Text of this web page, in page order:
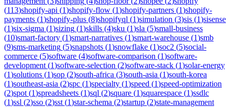
(113)shopify-api (1)shopify-flow (1)shopify-partners (1)shopify-
payments (1)shopify-plus (8)shopifyql (1)simulation (3)sis (1)sisense
(1)six-sigma (1)sizing (1)skills (4)sku (1)sla (5)small-business
(10)smart-factory (1)smart-narratives (1)smart-warehouse (1)smb
(9)sms-marketing (5)snapshots (1)snowflake (1)soc2 (5)social-
commerce (5)software (4)software-comparison (1)software-
development (1)software-selection (2)software-stack (1)solar-energy
(1)solutions (1)sop (2)south-africa (3)south-asia (1)south-korea
(1)southeast-asia (2)spc (1)specialty (1)speed (1)speed-optimization
(2)spot (1)spreadsheets (1)sql (2)square (1)squarespace (1)ssdlc
(1)ssl (2)sso (2)sst (1)star-schema (2)startup (2)state-management